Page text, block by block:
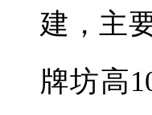
建，主
牌坊高